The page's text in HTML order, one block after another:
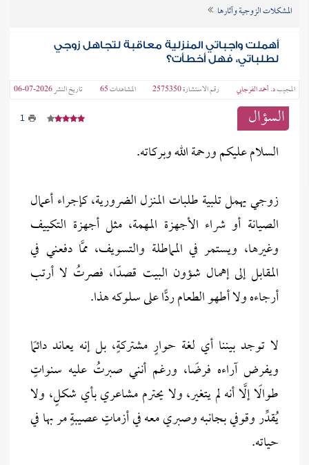
المشكلات الزوجية وآثارها
أهملت واجباتي المنزلية معاقبة لتجاهل زوجي
لطلباتي، فهل أخطأت؟
المجيبد. أحمد الفرجابي رقم الاستشارة2575350 المشاهدات65 تاريخ النشر2026-07-06
السؤال 1
السلام عليكم ورحمة الله وبركاته.
زوجي يهمل تلبية طلبات المنزل الضرورية، كإجراء أعمال
الصيانة أو شراء الأجهزة المهمة، مثل أجهزة التكييف
وغيرها، ويستمر في المماطلة والتسويف، ممَّا دفعني في
المقابل إلى إهمال شؤون البيت قصدًا، فصرتُ لا أرتب
أرجاءه ولا أطهو الطعام ردًّا على سلوكه هذا.
لا توجد بيننا أي لغة حوارٍ مشتركةٍ، بل إنه يعاند دائمًا
ويفرض آراءه فرضًا، ورغم أنني صبرتُ عليه سنواتٍ
طوالًا إلَّا أنه لم يتغير، ولا يحترم مشاعري بأي شكلٍ، ولا
يُقدِّر وقوفي بجانبه وصبري معه في أزماتٍ عصيبةٍ مر بها في
حياته.